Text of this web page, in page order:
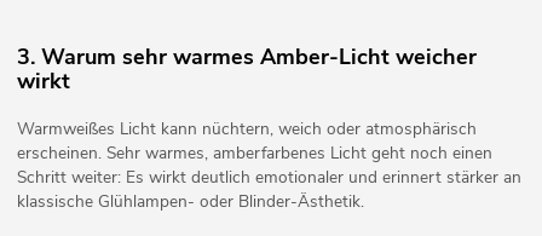
3. Warum sehr warmes Amber-Licht weicher
wirkt
Warmweißes Licht kann nüchtern, weich oder atmosphärisch
erscheinen. Sehr warmes, amberfarbenes Licht geht noch einen
Schritt weiter: Es wirkt deutlich emotionaler und erinnert stärker an
klassische Glühlampen- oder Blinder-Ästhetik.